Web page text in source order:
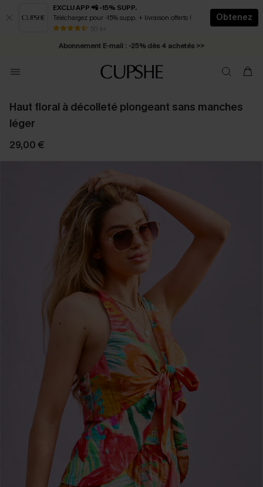
EXCLU APP 📲 -15% SUPP.
Téléchargez pour -15% supp. + livraison offerts !
50 k+
Obtenez
* Livraison éclair 2-3 jours ouvrés >>
Abonnement E-mail : -25% dès 4 achetés >>
Haut floral à décolleté plongeant sans manches
léger
29,00 €